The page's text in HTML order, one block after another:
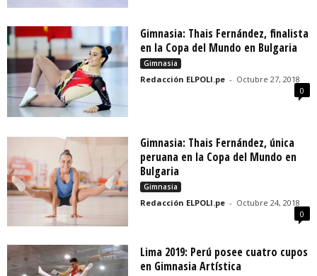
Gimnasia: Thais Fernández, finalista
en la Copa del Mundo en Bulgaria
Gimnasia
Redacción ELPOLI.pe - Octubre 27, 2018
0
Gimnasia: Thais Fernández, única
peruana en la Copa del Mundo en
Bulgaria
Gimnasia
Redacción ELPOLI.pe - Octubre 24, 2018
0
Lima 2019: Perú posee cuatro cupos
en Gimnasia Artística